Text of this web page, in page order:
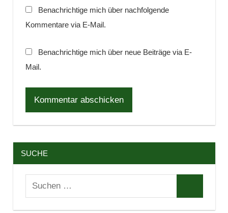
Benachrichtige mich über nachfolgende
Kommentare via E-Mail.
Benachrichtige mich über neue Beiträge via E-
Mail.
SUCHE
Suchen